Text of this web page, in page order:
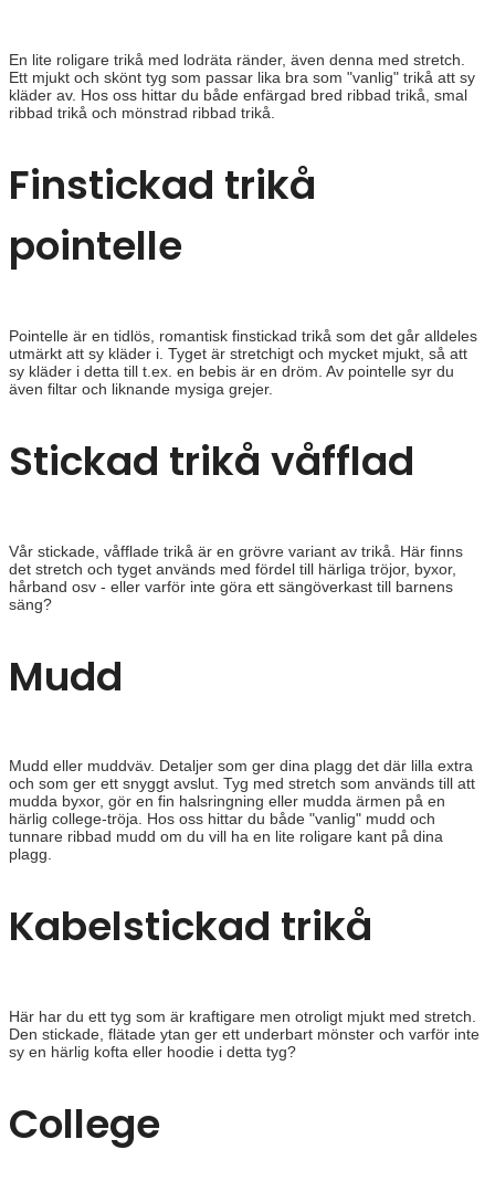
En lite roligare trikå med lodräta ränder, även denna med stretch.
Ett mjukt och skönt tyg som passar lika bra som "vanlig" trikå att sy
kläder av. Hos oss hittar du både enfärgad bred ribbad trikå, smal
ribbad trikå och mönstrad ribbad trikå.
Finstickad trikå
pointelle
Pointelle är en tidlös, romantisk finstickad trikå som det går alldeles
utmärkt att sy kläder i. Tyget är stretchigt och mycket mjukt, så att
sy kläder i detta till t.ex. en bebis är en dröm. Av pointelle syr du
även filtar och liknande mysiga grejer.
Stickad trikå våfflad
Vår stickade, våfflade trikå är en grövre variant av trikå. Här finns
det stretch och tyget används med fördel till härliga tröjor, byxor,
hårband osv - eller varför inte göra ett sängöverkast till barnens
säng?
Mudd
Mudd eller muddväv. Detaljer som ger dina plagg det där lilla extra
och som ger ett snyggt avslut. Tyg med stretch som används till att
mudda byxor, gör en fin halsringning eller mudda ärmen på en
härlig college-tröja. Hos oss hittar du både "vanlig" mudd och
tunnare ribbad mudd om du vill ha en lite roligare kant på dina
plagg.
Kabelstickad trikå
Här har du ett tyg som är kraftigare men otroligt mjukt med stretch.
Den stickade, flätade ytan ger ett underbart mönster och varför inte
sy en härlig kofta eller hoodie i detta tyg?
College